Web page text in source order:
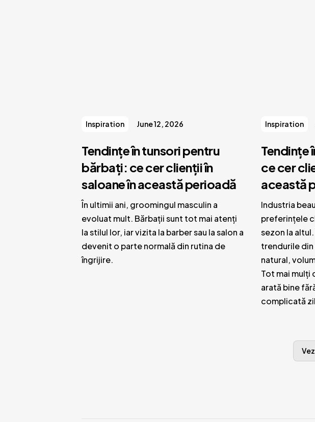
Inspiration June 12, 2026
Tendințe în tunsori pentru
bărbați: ce cer clienții în
saloane în această perioadă
În ultimii ani, groomingul masculin a
evoluat mult. Bărbații sunt tot mai atenți
la stilul lor, iar vizita la barber sau la salon a
devenit o parte normală din rutina de
îngrijire.
Inspiration
Tendințe
ce cer
această
Industria
preferințele
sezon la
trendurile
natural,
Tot mai mulți
arată bine
complicată